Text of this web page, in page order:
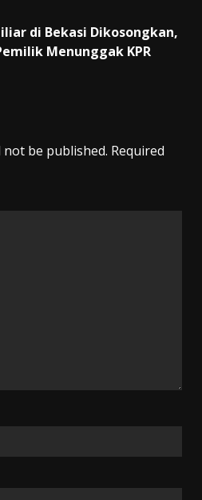
m n
k
di Bekasi Dikosongkan,
Menunggak KPR
not be published. Required